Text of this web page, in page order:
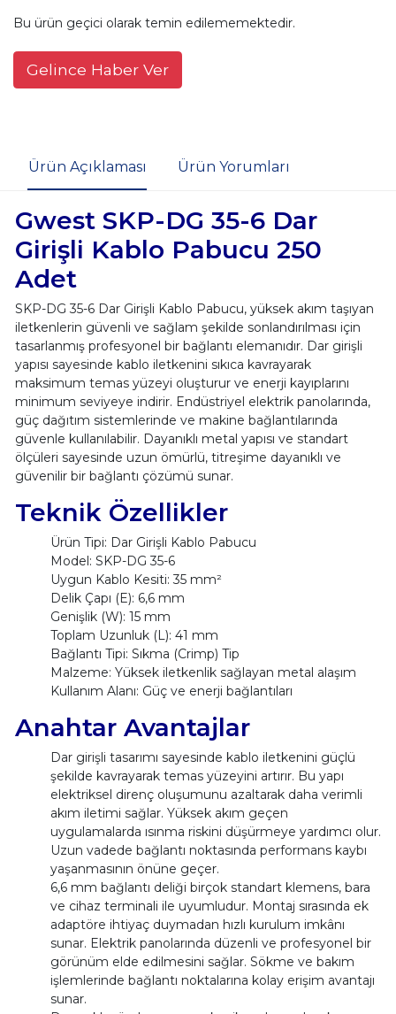
Bu ürün geçici olarak temin edilememektedir.
Gelince Haber Ver
Ürün Açıklaması Ürün Yorumları
Gwest SKP-DG 35-6 Dar
Girişli Kablo Pabucu 250
Adet
SKP-DG 35-6 Dar Girişli Kablo Pabucu, yüksek akım taşıyan
iletkenlerin güvenli ve sağlam şekilde sonlandırılması için
tasarlanmış profesyonel bir bağlantı elemanıdır. Dar girişli
yapısı sayesinde kablo iletkenini sıkıca kavrayarak
maksimum temas yüzeyi oluşturur ve enerji kayıplarını
minimum seviyeye indirir. Endüstriyel elektrik panolarında,
güç dağıtım sistemlerinde ve makine bağlantılarında
güvenle kullanılabilir. Dayanıklı metal yapısı ve standart
ölçüleri sayesinde uzun ömürlü, titreşime dayanıklı ve
güvenilir bir bağlantı çözümü sunar.
Teknik Özellikler
Ürün Tipi: Dar Girişli Kablo Pabucu
Model: SKP-DG 35-6
Uygun Kablo Kesiti: 35 mm²
Delik Çapı (E): 6,6 mm
Genişlik (W): 15 mm
Toplam Uzunluk (L): 41 mm
Bağlantı Tipi: Sıkma (Crimp) Tip
Malzeme: Yüksek iletkenlik sağlayan metal alaşım
Kullanım Alanı: Güç ve enerji bağlantıları
Anahtar Avantajlar
Dar girişli tasarımı sayesinde kablo iletkenini güçlü
şekilde kavrayarak temas yüzeyini artırır. Bu yapı
elektriksel direnç oluşumunu azaltarak daha verimli
akım iletimi sağlar. Yüksek akım geçen
uygulamalarda ısınma riskini düşürmeye yardımcı olur.
Uzun vadede bağlantı noktasında performans kaybı
yaşanmasının önüne geçer.
6,6 mm bağlantı deliği birçok standart klemens, bara
ve cihaz terminali ile uyumludur. Montaj sırasında ek
adaptöre ihtiyaç duymadan hızlı kurulum imkânı
sunar. Elektrik panolarında düzenli ve profesyonel bir
görünüm elde edilmesini sağlar. Sökme ve bakım
işlemlerinde bağlantı noktalarına kolay erişim avantajı
sunar.